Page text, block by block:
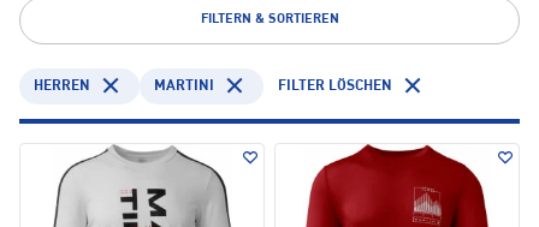
FILTERN & SORTIEREN
HERREN MARTINI FILTER LÖSCHEN